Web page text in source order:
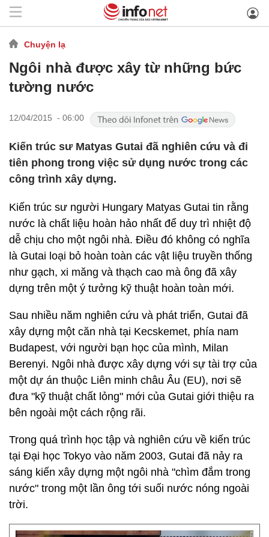
Chuyện lạ
Ngôi nhà được xây từ những bức
tường nước
12/04/2015 - 06:00
Kiến trúc sư Matyas Gutai đã nghiên cứu và đi
tiên phong trong việc sử dụng nước trong các
công trình xây dựng.
Kiến trúc sư người Hungary Matyas Gutai tin rằng
nước là chất liệu hoàn hảo nhất để duy trì nhiệt độ
dễ chịu cho một ngôi nhà. Điều đó không có nghĩa
là Gutai loại bỏ hoàn toàn các vật liệu truyền thống
như gạch, xi măng và thạch cao mà ông đã xây
dựng trên một ý tưởng kỹ thuật hoàn toàn mới.
Sau nhiều năm nghiên cứu và phát triển, Gutai đã
xây dựng một căn nhà tại Kecskemet, phía nam
Budapest, với người bạn học của mình, Milan
Berenyi. Ngôi nhà được xây dựng với sự tài trợ của
một dự án thuộc Liên minh châu Âu (EU), nơi sẽ
đưa "kỹ thuật chất lỏng" mới của Gutai giới thiệu ra
bên ngoài một cách rộng rãi.
Trong quá trình học tập và nghiên cứu về kiến trúc
tại Đại học Tokyo vào năm 2003, Gutai đã nảy ra
sáng kiến xây dựng một ngôi nhà "chìm đắm trong
nước" trong một lần ông tới suối nước nóng ngoài
trời.